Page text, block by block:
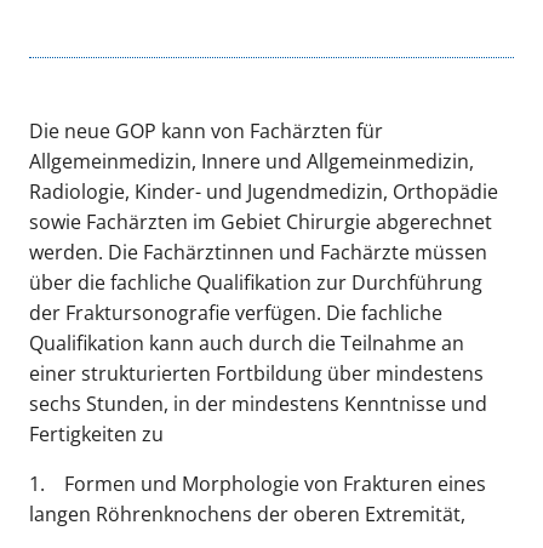
Die neue GOP kann von Fachärzten für
Allgemeinmedizin, Innere und Allgemeinmedizin,
Radiologie, Kinder- und Jugendmedizin, Orthopädie
sowie Fachärzten im Gebiet Chirurgie abgerechnet
werden. Die Fachärztinnen und Fachärzte müssen
über die fachliche Qualifikation zur Durchführung
der Fraktursonografie verfügen. Die fachliche
Qualifikation kann auch durch die Teilnahme an
einer strukturierten Fortbildung über mindestens
sechs Stunden, in der mindestens Kenntnisse und
Fertigkeiten zu
1. Formen und Morphologie von Frakturen eines
langen Röhrenknochens der oberen Extremität,